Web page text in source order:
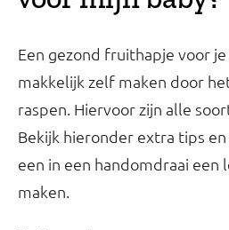
Een gezond fruithapje voor
makkelijk zelf maken door
raspen. Hiervoor zijn alle
Bekijk hieronder extra tips
een in een handomdraai
maken.